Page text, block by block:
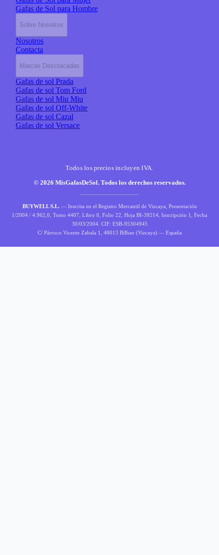
Gafas de Sol para Hombre
Sobre Nosotros
Nosotros
Contacta
Marcas Desctacadas
Gafas de sol Prada
Gafas de sol Tom Ford
Gafas de sol Miu Miu
Gafas de sol Off-White
Gafas de sol Cazal
Gafas de sol Versace
Todos los precios incluyen IVA.
© 2026 MisGafasDeSol. Todos los derechos reservados.
BUYWELL S.L. — Inscrita en el Registro Mercantil de Vizcaya, Presentación
1/2004 / 4.962,0, Tomo 4407, Libro 0, Folio 22, Hoja BI-39214, Inscripción 1, Fecha
30/03/2004. CIF: ESB-95304945
C/ Párroco Vicente Zabala 1, 48013 Bilbao (Vizcaya) — España